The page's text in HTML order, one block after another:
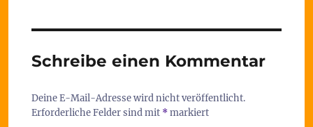
Schreibe einen Kommentar
Deine E-Mail-Adresse wird nicht veröffentlicht.
Erforderliche Felder sind mit *markiert